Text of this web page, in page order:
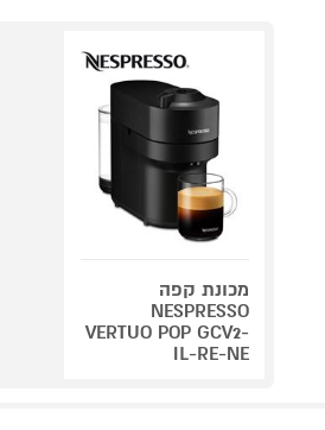
מכונת קפה
NESPRESSO
VERTUO POP GCV2-
IL-RE-NE